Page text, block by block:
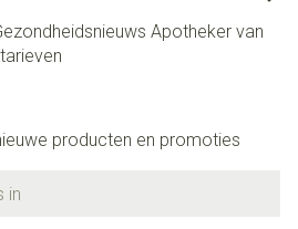
Apotheker van
producten en promoties